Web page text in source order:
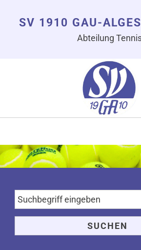
SV 1910 GAU-
Abteilung